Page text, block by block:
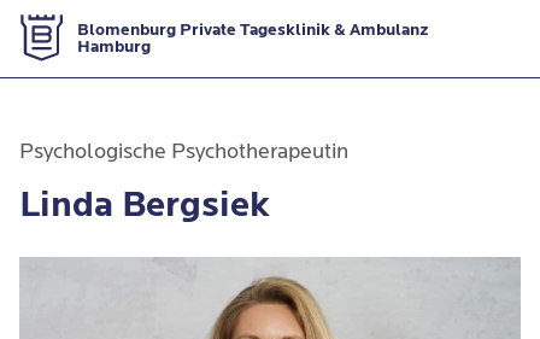
Zur Startseite
Blomenburg Private Tagesklinik & Ambulanz
Hamburg
Psychologische Psychotherapeutin
Linda Bergsiek